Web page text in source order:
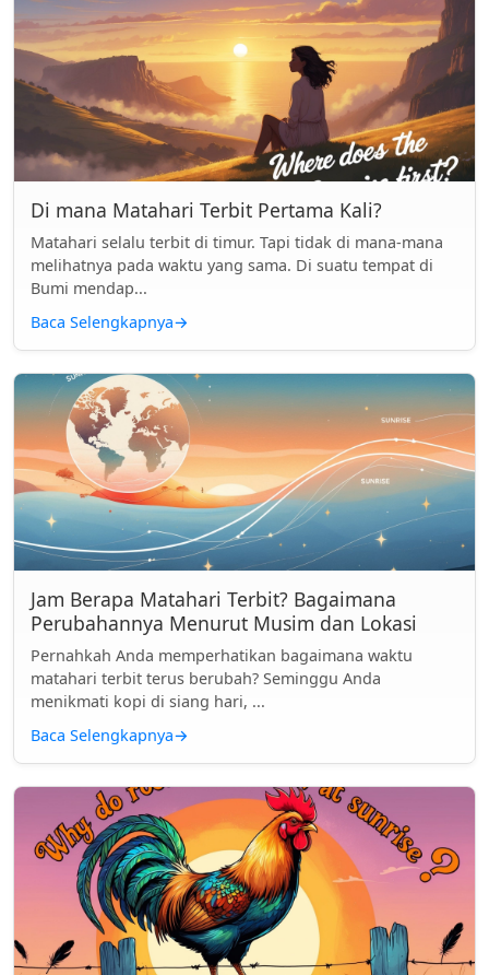
Di mana Matahari Terbit Pertama Kali?
Matahari selalu terbit di timur. Tapi tidak di mana-mana
melihatnya pada waktu yang sama. Di suatu tempat di
Bumi mendap...
Baca Selengkapnya→
Jam Berapa Matahari Terbit? Bagaimana
Perubahannya Menurut Musim dan Lokasi
Pernahkah Anda memperhatikan bagaimana waktu
matahari terbit terus berubah? Seminggu Anda
menikmati kopi di siang hari, ...
Baca Selengkapnya→